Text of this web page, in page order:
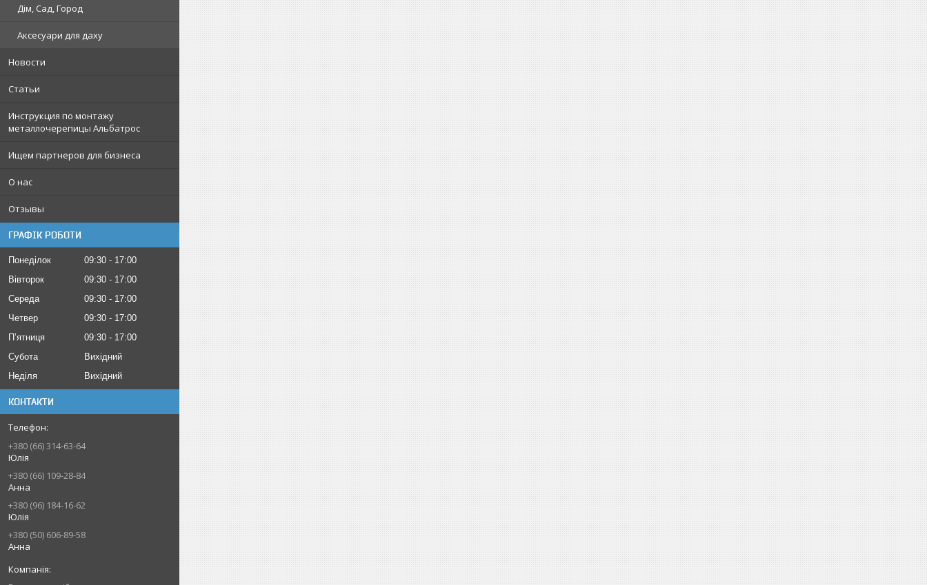
Дім, Сад, Город
Аксесуари для даху
Новости
Статьи
Инструкция по монтажу
металлочерепицы Альбатрос
Ищем партнеров для бизнеса
О нас
Отзывы
ГРАФІК РОБОТИ
Понеділок 09:30
17:00
Вівторок
09:30
17:00
Середа
09:30
17:00
Четвер
09:30
17:00
Пʼятниця
09:30
17:00
Субота
Вихідний
Неділя
Вихідний
КОНТАКТИ
+380 (66) 314-63-64
Юлія
+380 (66) 109-28-84
Анна
+380 (96) 184-16-62
Юлія
+380 (50) 606-89-58
Анна